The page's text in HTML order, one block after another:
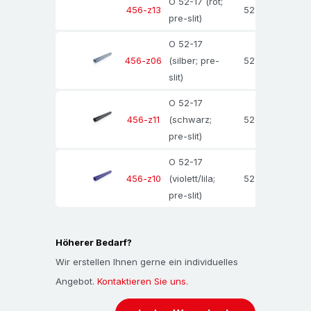
456-z13
pre-slit)
52±1
456-z06
O 52-17
(silber; pre-
slit)
52±1
456-z11
O 52-17
(schwarz;
pre-slit)
52±1
456-z10
O 52-17
(violett/lila;
pre-slit)
52±1
Höherer Bedarf?
Wir erstellen Ihnen gerne ein individuelles
Angebot. Kontaktieren Sie uns.